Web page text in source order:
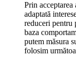
Prin
adaptată
reduceri pentru
baza
putem măsura
folosim